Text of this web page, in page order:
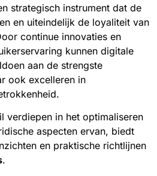
strategisch instrument dat de
en uiteindelijk de loyaliteit van
continue innovaties en
kunnen digitale
aan de strengste
ook excelleren in
verdiepen in het optimaliseren
aspecten ervan, biedt
en praktische richtlijnen
.